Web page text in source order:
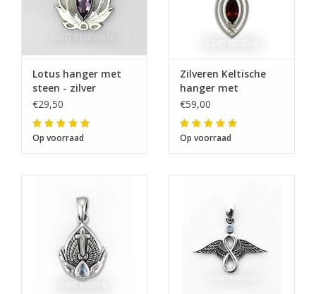
Lotus hanger met
steen - zilver
€29,50
Op voorraad
Zilveren Keltische
hanger met
edelsteen
€59,00
Op voorraad
De eerstvolgende
verzenddatum is woensdag 12